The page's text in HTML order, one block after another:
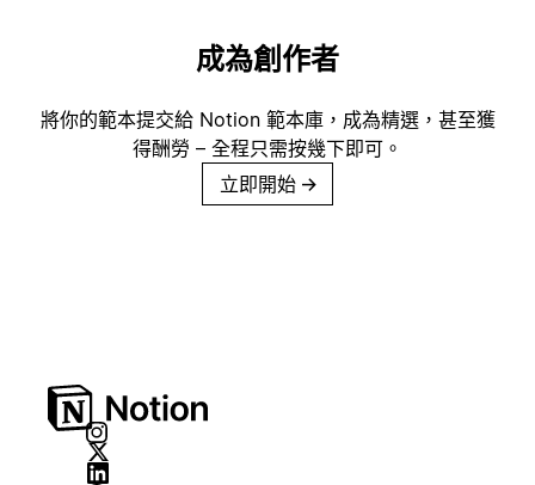
成為創作者
將你的範本提交給 Notion 範本庫，成為精選，甚至獲
得酬勞 – 全程只需按幾下即可。
立即開始 →